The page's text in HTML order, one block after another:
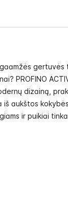
gertuvės
PROFINO
dizainą,
iš aukštos
ir puikiai